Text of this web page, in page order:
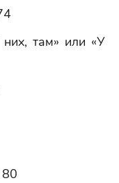
там» или «У